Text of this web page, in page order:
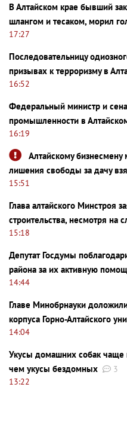
В Алтайском крае бывший
шлангом и тесаком, морил
17:27
Последовательницу
призывах к терроризму в
16:52
Федеральный министр и
промышленности в
16:19
Алтайскому
лишения свободы за дачу
15:51
Глава алтайского Минстроя
строительства, несмотря на
15:18
Депутат Госдумы
района за их активную
14:44
Главе Минобрнауки
корпуса Горно-Алтайского
14:04
Укусы домашних собак чаще
чем укусы бездомных
3
13:22